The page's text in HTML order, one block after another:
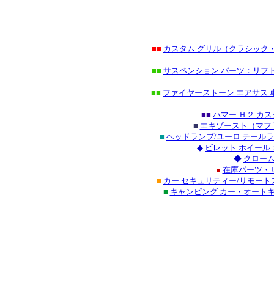
■■ カスタム グリル（クラシック
■■ サスペンション パーツ：リフ
■■ ファイヤーストーン エアサス
■■ ハマー Ｈ２ カ
■ エキゾースト（マ
■ ヘッドランプ/ユーロ テール
◆ ビレット ホイール
◆ クロー
● 在庫パーツ・
■ カー セキュリティー/リモー
■ キャンピング カー・オート